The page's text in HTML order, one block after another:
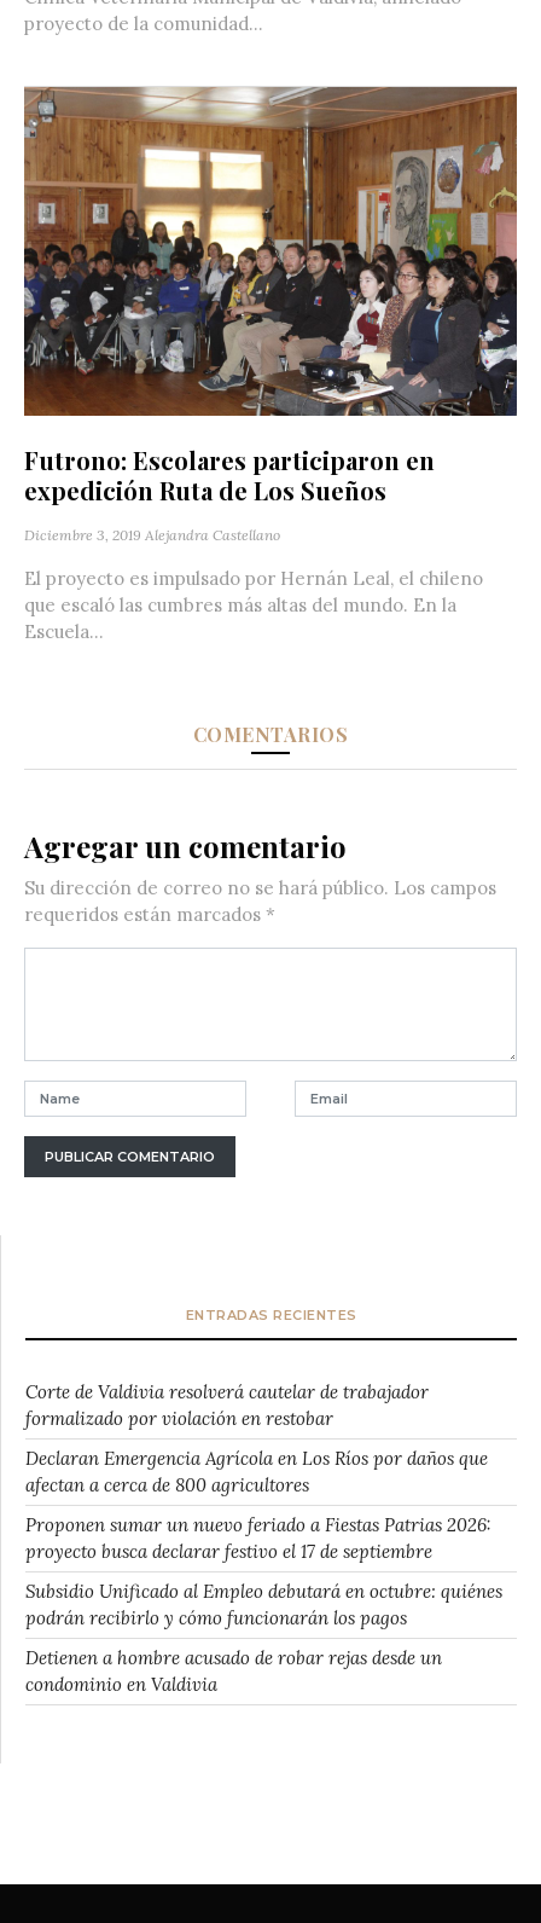
proyecto de la comunidad...
Futrono: Escolares participaron en
expedición Ruta de Los Sueños
Diciembre 3, 2019 Alejandra Castellano
El proyecto es impulsado por Hernán Leal, el chileno
que escaló las cumbres más altas del mundo. En la
Escuela...
COMENTARIOS
Agregar un comentario
Su dirección de correo no se hará público. Los campos
requeridos están marcados *
ENTRADAS RECIENTES
Corte de Valdivia resolverá cautelar de trabajador
formalizado por violación en restobar
Declaran Emergencia Agrícola en Los Ríos por daños que
afectan a cerca de 800 agricultores
Proponen sumar un nuevo feriado a Fiestas Patrias 2026:
proyecto busca declarar festivo el 17 de septiembre
Subsidio Unificado al Empleo debutará en octubre: quiénes
podrán recibirlo y cómo funcionarán los pagos
Detienen a hombre acusado de robar rejas desde un
condominio en Valdivia